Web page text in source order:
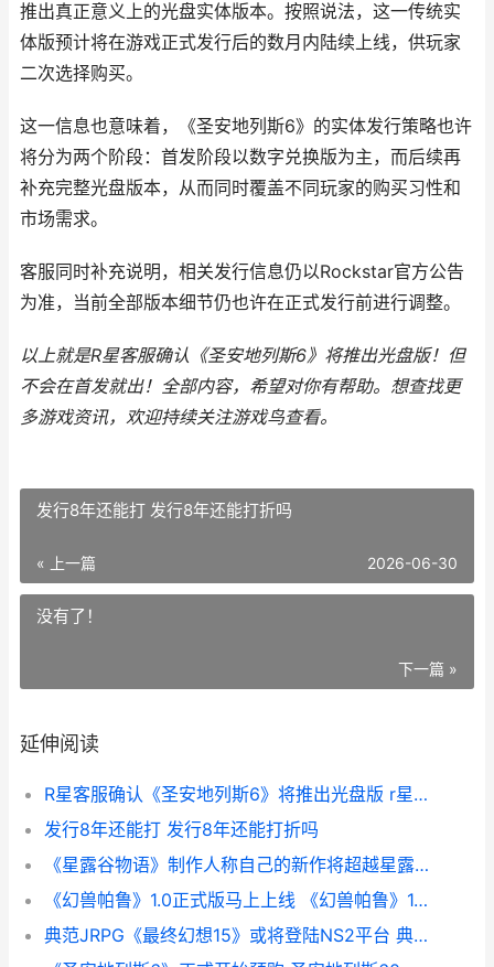
推出真正意义上的光盘实体版本。按照说法，这一传统实
体版预计将在游戏正式发行后的数月内陆续上线，供玩家
二次选择购买。
这一信息也意味着，《圣安地列斯6》的实体发行策略也许
将分为两个阶段：首发阶段以数字兑换版为主，而后续再
补充完整光盘版本，从而同时覆盖不同玩家的购买习性和
市场需求。
客服同时补充说明，相关发行信息仍以Rockstar官方公告
为准，当前全部版本细节仍也许在正式发行前进行调整。
以上就是R星客服确认《圣安地列斯6》将推出光盘版！但
不会在首发就出！全部内容，希望对你有帮助。 想查找更
多游戏资讯，欢迎持续关注游戏鸟查看。
发行8年还能打 发行8年还能打折吗
« 上一篇 2026-06-30
没有了！
下一篇 »
延伸阅读
R星客服确认《圣安地列斯6》将推出光盘版 r星平台客服
发行8年还能打 发行8年还能打折吗
《星露谷物语》制作人称自己的新作将超越星露谷 星露谷物语mod手机版
《幻兽帕鲁》1.0正式版马上上线 《幻兽帕鲁》1.0将上线
典范JRPG《最终幻想15》或将登陆NS2平台 典范 picnic time